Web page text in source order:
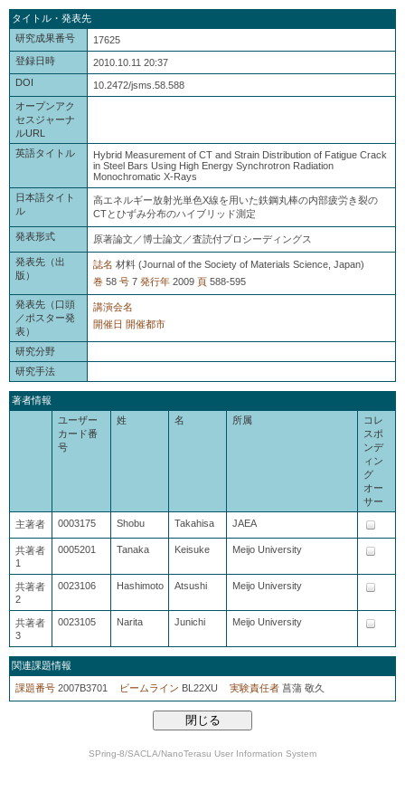
タイトル・発表先
研究成果番号
17625
登録日時
2010.10.11 20:37
DOI
10.2472/jsms.58.588
オープンアク
セスジャーナ
ルURL
英語タイトル
Hybrid Measurement of CT and Strain Distribution of Fatigue Crack
in Steel Bars Using High Energy Synchrotron Radiation
Monochromatic X-Rays
日本語タイト
ル
高エネルギー放射光単色X線を用いた鉄鋼丸棒の内部疲労き裂の
CTとひずみ分布のハイブリッド測定
発表形式 原著論文／博士論文／査読付プロシーディングス
発表先（出
版）
誌名 材料 (Journal of the Society of Materials Science, Japan)
巻 58 号 7 発行年 2009 頁 588-595
発表先（口頭
／ポスター発
表）
講演会名
開催日 開催都市
研究分野
研究手法
著者情報
ユーザー
カード番
号
姓 名 所属
コレ
スポ
ンデ
ィン
グ
オー
サー
主著者 0003175 Shobu Takahisa JAEA
共著者
1
0005201 Tanaka Keisuke Meijo University
共著者
2
0023106 Hashimoto Atsushi Meijo University
共著者
3
0023105 Narita Junichi Meijo University
関連課題情報
課題番号 2007B3701 ビームライン BL22XU 実験責任者 菖蒲 敬久
SPring-8/SACLA/NanoTerasu User Information System